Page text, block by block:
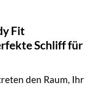
Fit
Schliff für
den Raum, Ihr